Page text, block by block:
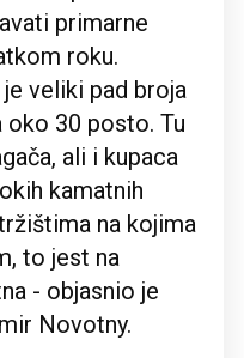
primarne
roku.
veliki pad broja
30 posto. Tu
ali i kupaca
kamatnih
na kojima
to jest na
- objasnio je
Novotny.